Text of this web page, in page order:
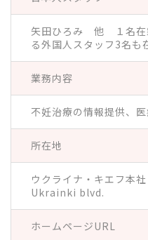
矢田ひろみ 他 １名在
る外国人スタッフ3名も
業務内容
不妊治療の情報提供、
所在地
ウクライナ・キエフ
Ukrainki blvd.
ホームページURL